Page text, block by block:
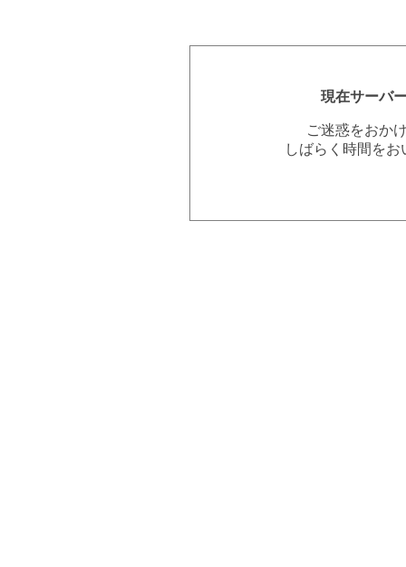
現在サーバ
ご迷惑をおか
しばらく時間を